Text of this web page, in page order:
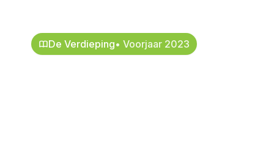
De Verdieping• Voorjaar 2023